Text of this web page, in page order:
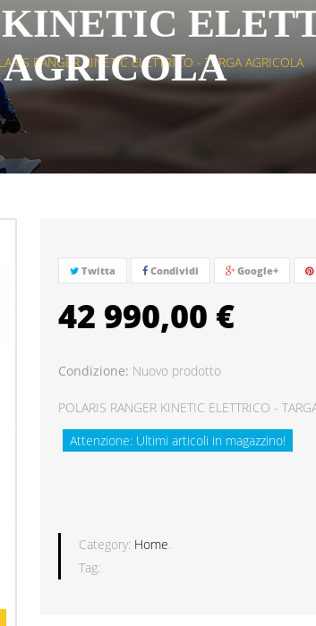
RANGER KINETIC ELETTRICO - TARGA AGRICOLA
AGRICOLA
Twitta Condividi Google+
42 990,00 €
Condizione: Nuovo prodotto
POLARIS RANGER KINETIC ELETTRICO -
Attenzione: Ultimi articoli in magazzino!
Category: Home.
Tag: